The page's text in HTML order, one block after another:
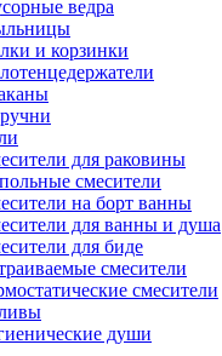
ведра
и корзинки
для раковины
смесители
на борт ванны
для ванны и душа
для биде
смесители
смесители
души